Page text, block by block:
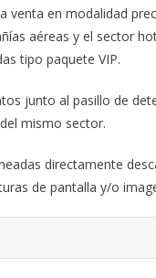
venta en modalidad
aéreas y el sector
tipo paquete VIP.
junto al pasillo de
mismo sector.
directamente
de pantalla y/o